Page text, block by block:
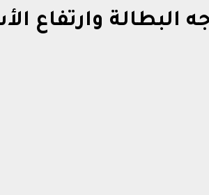
البطالة وارتفاع